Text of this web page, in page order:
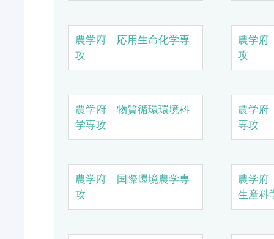
農学府 応用生命化学専
攻
農学
攻
農学府 物質循環環境科
学専攻
農学
専攻
農学府 国際環境農学専
攻
農学
生産科